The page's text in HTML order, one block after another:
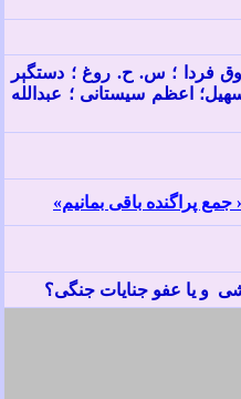
فردا ؛ س. ح. روغ ؛ دستگېر
اعظم سیستانی ؛ عبدالله
جمع پراگنده باقی بمانيم»
و يا عفو جنايات جنگی؟